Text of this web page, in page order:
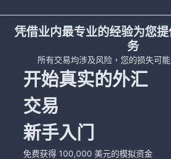
凭借业内最专业的经验为您
务
所有交易均涉及风险，您的损失可
开始真实的外汇
交易
新手入门
免费获得 100,000 美元的模拟资金